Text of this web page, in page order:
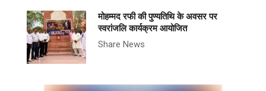
मोहम्मद रफी की पुण्यतिथि के अवसर पर
स्वरांजलि कार्यक्रम आयोजित
Share News